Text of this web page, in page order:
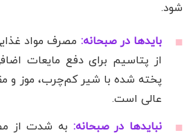
شود.
بایدها در صبحانه: مصرف مواد
از پتاسیم برای دفع مایعات
پخته شده با شیر کم‌چرب، موز و
عالی است.
نبایدها در صبحانه: به شدت از